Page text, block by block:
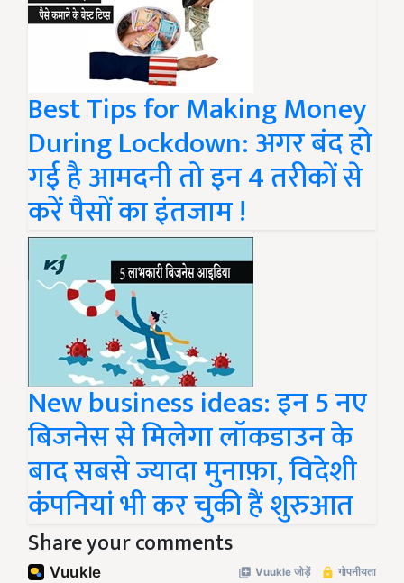
Best Tips for Making Money
During Lockdown: अगर बंद हो
गई है आमदनी तो इन 4 तरीकों से
करें पैसों का इंतजाम !
New business ideas: इन 5 नए
बिजनेस से मिलेगा लॉकडाउन के
बाद सबसे ज्यादा मुनाफ़ा, विदेशी
कंपनियां भी कर चुकी हैं शुरुआत
Share your comments